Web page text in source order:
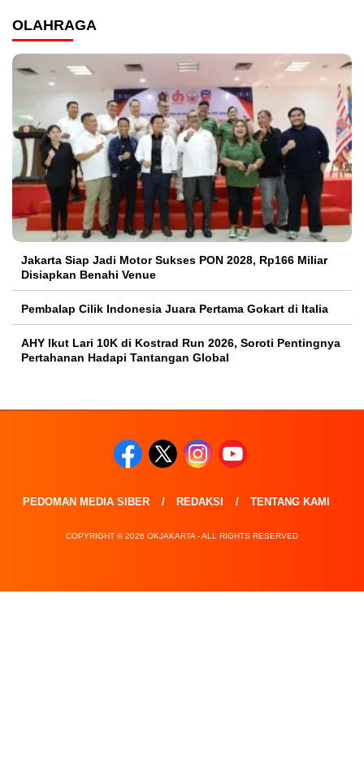
OLAHRAGA
Jakarta Siap Jadi Motor Sukses PON 2028, Rp166 Miliar
Disiapkan Benahi Venue
Pembalap Cilik Indonesia Juara Pertama Gokart di Italia
AHY Ikut Lari 10K di Kostrad Run 2026, Soroti Pentingnya
Pertahanan Hadapi Tantangan Global
PEDOMAN MEDIA SIBER REDAKSI TENTANG KAMI
COPYRIGHT © 2026 OKJAKARTA - ALL RIGHTS RESERVED